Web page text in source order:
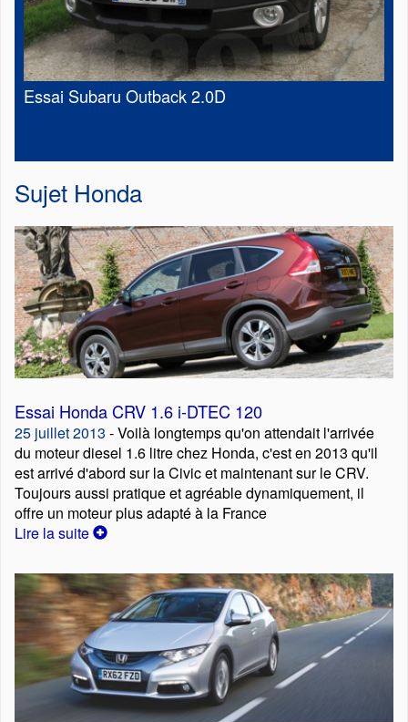
Essai Subaru Outback 2.0D
Sujet Honda
Essai Honda CRV 1.6 i-DTEC 120
25 juillet 2013 - Voilà longtemps qu'on attendait l'arrivée
du moteur diesel 1.6 litre chez Honda, c'est en 2013 qu'il
est arrivé d'abord sur la Civic et maintenant sur le CRV.
Toujours aussi pratique et agréable dynamiquement, il
offre un moteur plus adapté à la France
Lire la suite